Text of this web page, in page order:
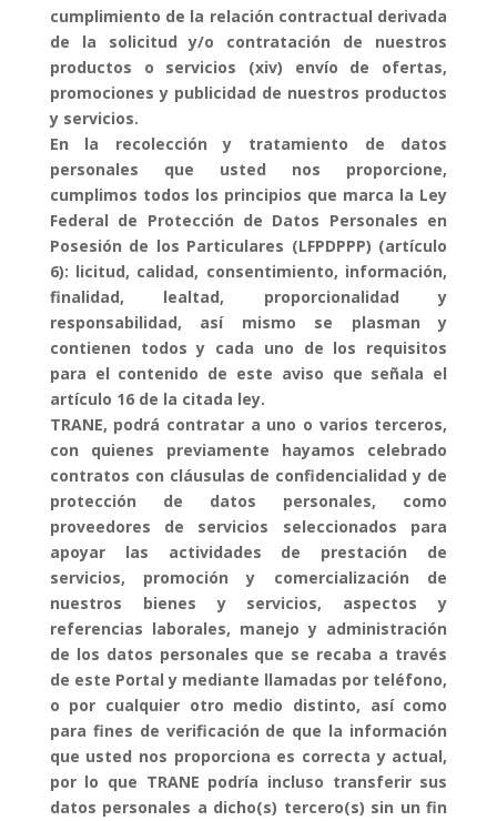
cumplimiento de la relación contractual derivada
de la solicitud y/o contratación de nuestros
productos o servicios (xiv) envío de ofertas,
promociones y publicidad de nuestros productos
y servicios.
En la recolección y tratamiento de datos
personales que usted nos proporcione,
cumplimos todos los principios que marca la Ley
Federal de Protección de Datos Personales en
Posesión de los Particulares (LFPDPPP) (artículo
6): licitud, calidad, consentimiento, información,
finalidad, lealtad, proporcionalidad y
responsabilidad, así mismo se plasman y
contienen todos y cada uno de los requisitos
para el contenido de este aviso que señala el
artículo 16 de la citada ley.
TRANE, podrá contratar a uno o varios terceros,
con quienes previamente hayamos celebrado
contratos con cláusulas de confidencialidad y de
protección de datos personales, como
proveedores de servicios seleccionados para
apoyar las actividades de prestación de
servicios, promoción y comercialización de
nuestros bienes y servicios, aspectos y
referencias laborales, manejo y administración
de los datos personales que se recaba a través
de este Portal y mediante llamadas por teléfono,
o por cualquier otro medio distinto, así como
para fines de verificación de que la información
que usted nos proporciona es correcta y actual,
por lo que TRANE podría incluso transferir sus
datos personales a dicho(s) tercero(s) sin un fin